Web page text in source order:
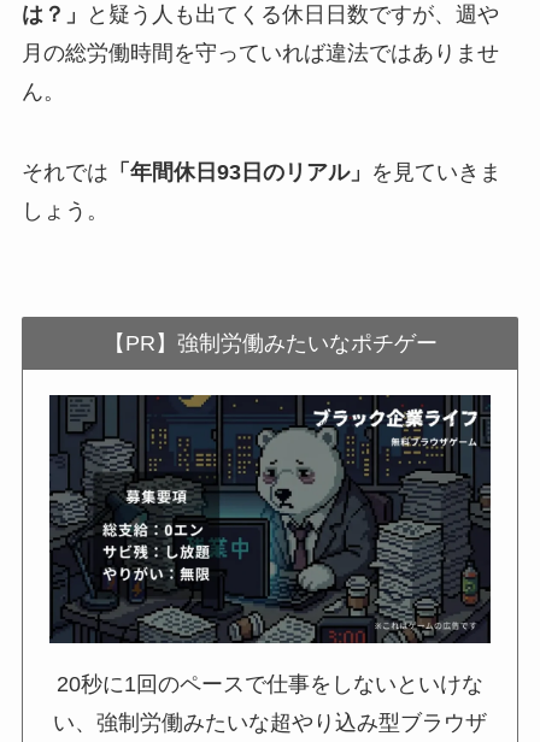
は？」
と疑う人も出てくる休日日数ですが、週や
月の総労働時間を守っていれば違法ではありませ
ん。
それでは 「年間休日93日のリアル」 を見ていきま
しょう。
【PR】強制労働みたいなポチゲー
20秒に1回のペースで仕事をしないといけな
い、強制労働みたいな超やり込み型ブラウザ